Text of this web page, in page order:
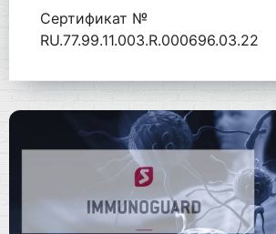
Сертификат №
RU.77.99.11.003.R.000696.03.22